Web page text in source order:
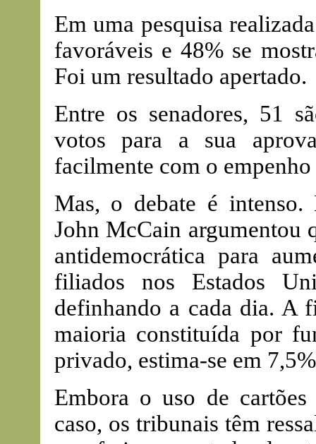
Em uma pesquisa
favoráveis e 48% se
Foi um resultado apertado.
Entre os senadores, 51
votos para a sua
facilmente com o empenho
Mas, o debate é intenso.
John McCain argumentou
antidemocrática para
filiados nos Estados
definhando a cada dia. A
maioria constituída por
privado, estima-se em
Embora o uso de
caso, os tribunais têm